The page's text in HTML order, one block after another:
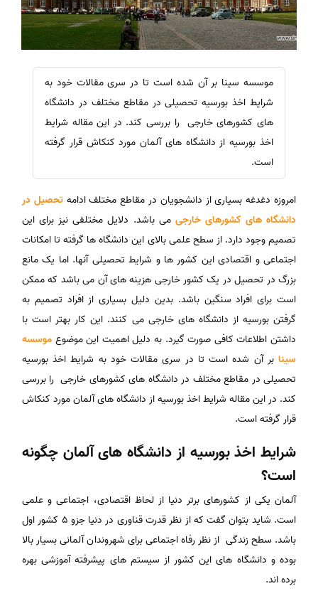
موسسه سینا بر آن شده است تا در سری مقالات خود به
شرایط اخذ بورسیه تحصیلی در مقاطع مختلف در دانشگاه
های کشورهای خارجی را بررسی کند. در این مقاله شرایط
اخذ بورسیه از دانشگاه های آلمان مورد کنکاش قرار گرفته
است.
امروزه دغدغه بسیاری از دانشجویان در مقاطع مختلف ادامه تحصیل در
دانشگاه های کشورهای خارجی می باشد. دلایل مختلفی نیز برای این
تصمیم وجود دارد. از سطح علمی بالای این دانشگاه ها گرفته تا امکانات
اجتماعی و اقتصادی این کشور ها و شرایط تحصیلی آنها. اما یک مانع
بزرگ در تحصیل در یک کشور خارجی هزینه های آن می باشد که ممکن
است برای افراد سنگین باشد. بدین دلیل بسیاری از افراد تصمیم به
گرفتن بورسیه از دانشگاه های خارجی می کنند. این کار بهتر است با
داشتن اطلاعات کافی صورت گیرد. به دلیل اهمیت این موضوع موسسه
سینا بر آن شده است تا در سری مقالات خود به شرایط اخذ بورسیه
تحصیلی در مقاطع مختلف در دانشگاه های کشورهای خارجی را بررسی
کند. در این مقاله شرایط اخذ بورسیه از دانشگاه های آلمان مورد کنکاش
قرار گرفته است.
شرایط اخذ بورسیه از دانشگاه های آلمان چگونه
است؟
آلمان یکی از کشورهای برتر دنیا از لحاظ اقتصادی، اجتماعی و علمی
است. شاید بتوان گفت که از نظر قدرت قناوری در دنیا جزو 5 کشور اول
باشد. سطح زندگی از نظر رفاه اجتماعی برای شهروندان آلمانی بسیار بالا
بوده و دانشگاه های این کشور از سیستم های پیشرفته آموزشی بهره
برده اند.